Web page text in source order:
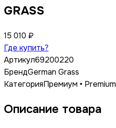
GRASS
15 010 ₽
Где купить?
Артикул69200220
БрендGerman Grass
КатегорияПремиум • Premium
Описание товара